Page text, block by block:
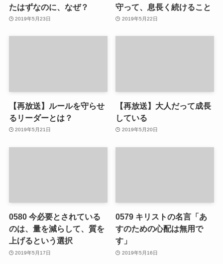
たはずなのに、なぜ？
2019年5月23日
守って、息長く続けること
2019年5月22日
【再放送】ルールを守らせ
るリーダーとは？
2019年5月21日
【再放送】大人だって成長
している
2019年5月20日
0580 今必要とされている
のは、量を減らして、質を
上げるという選択
2019年5月17日
0579 キリストの名言「あ
すのための心配は無用で
す」
2019年5月16日